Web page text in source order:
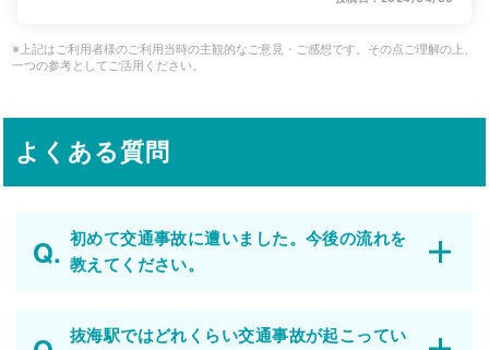
※上記はご利用者様のご利用当時の主観的なご意見・ご感想です。その点ご理解の上、
一つの参考としてご活用ください。
よくある質問
初めて交通事故に遭いました。今後の流れを
教えてください。
抜海駅ではどれくらい交通事故が起こってい